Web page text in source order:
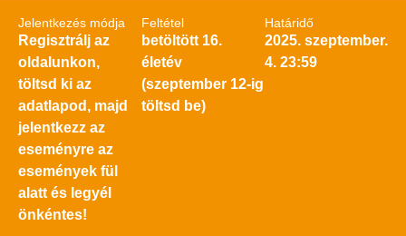
Jelentkezés módja
Regisztrálj az
oldalunkon,
töltsd ki az
adatlapod, majd
jelentkezz az
eseményre az
események fül
alatt és legyél
önkéntes!
Feltétel
betöltött 16.
életév
(szeptember 12-ig
töltsd be)
Határidő
2025. szeptember.
4. 23:59